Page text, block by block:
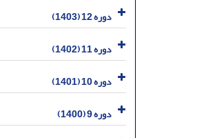
دوره 12 (1403)
دوره 11 (1402)
دوره 10 (1401)
دوره 9 (1400)